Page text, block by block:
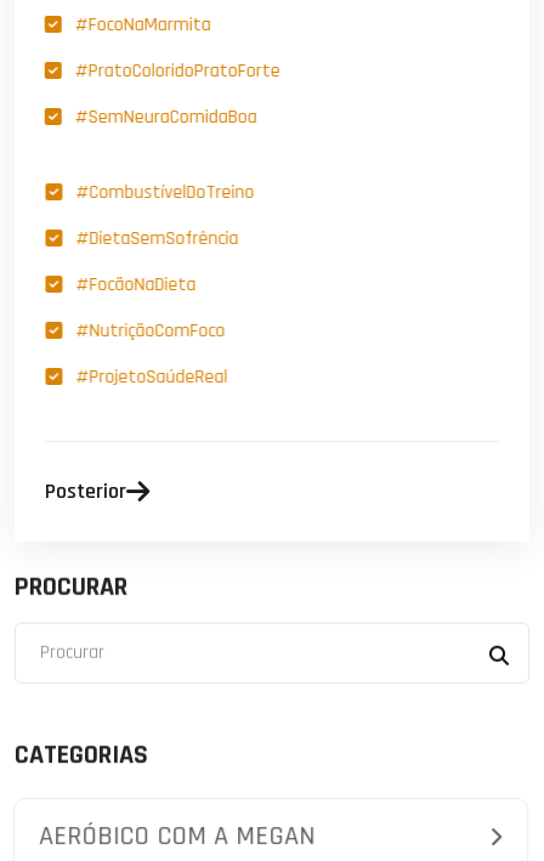
#FocoNaMarmita
#PratoColoridoPratoForte
#SemNeuraComidaBoa
#CombustívelDoTreino
#DietaSemSofrência
#FocãoNaDieta
#NutriçãoComFoco
#ProjetoSaúdeReal
Posterior
PROCURAR
CATEGORIAS
AERÓBICO COM A MEGAN